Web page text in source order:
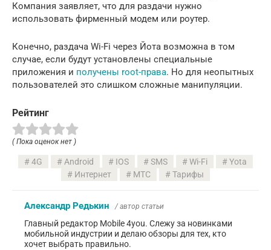
Компания заявляет, что для раздачи нужно
использовать фирменный модем или роутер.
Конечно, раздача Wi-Fi через Йота возможна в том
случае, если будут установлены специальные
приложения и получены root-права. Но для неопытных
пользователей это слишком сложные манипуляции.
Рейтинг
( Пока оценок нет )
4G Android IOS SMS Wi-Fi
Yota
Интернет
МТС Тарифы
Александр Редькин / автор статьи
Главный редактор Mobile 4you. Слежу за новинками
мобильной индустрии и делаю обзоры для тех, кто
хочет выбрать правильно.